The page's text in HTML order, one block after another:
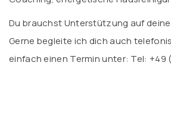
Du brauchst Unterstützung auf
Gerne begleite ich dich auch
einfach einen Termin unter: Tel: +49